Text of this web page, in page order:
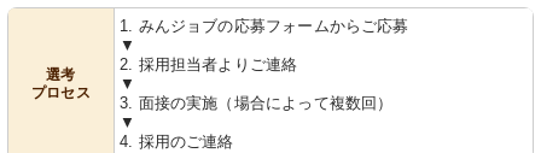
選考
プロセス
1. みんジョブの応募フォームからご応募
▼
2. 採用担当者よりご連絡
▼
3. 面接の実施（場合によって複数回）
▼
4. 採用のご連絡